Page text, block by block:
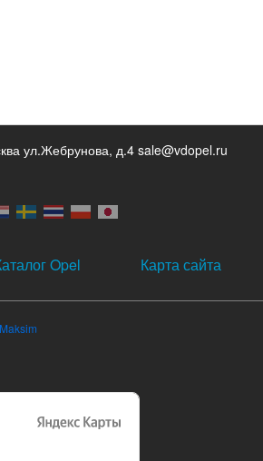
ул.Жебрунова, д.4 sale@vdopel.ru
Opel Карта сайта